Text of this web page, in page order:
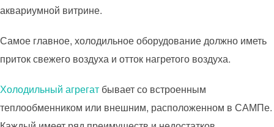
аквариумной витрине.
Самое главное, холодильное оборудование должно иметь
приток свежего воздуха и отток нагретого воздуха.
Холодильный агрегат бывает со встроенным
теплообменником или внешним, расположенном в САМПе.